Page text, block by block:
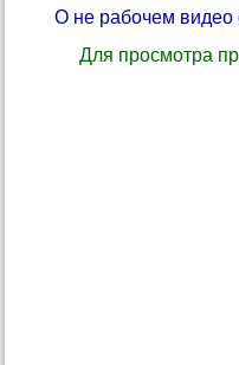
О не рабочем видео
Для просмотра